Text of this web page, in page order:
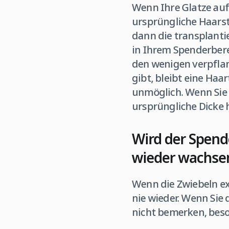
Wenn Ihre Glatze
ursprüngliche
dann die
in Ihrem
den wenigen
gibt, bleibt eine
unmöglich. Wenn
ursprüngliche Dicke
Wird der
wieder
Wenn die Zwiebeln
nie wieder. Wenn
nicht bemerken,